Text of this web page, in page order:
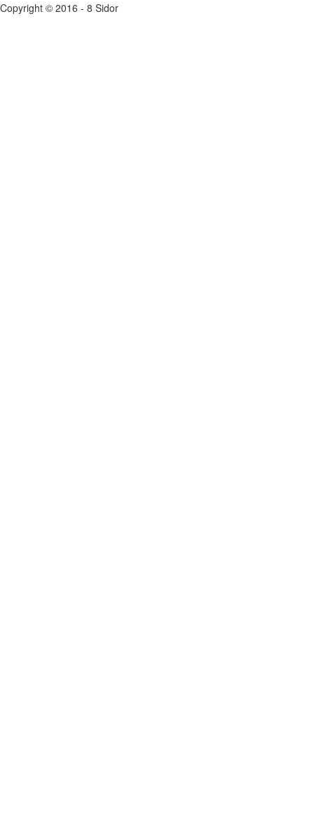
Copyright © 2016 - 8 Sidor